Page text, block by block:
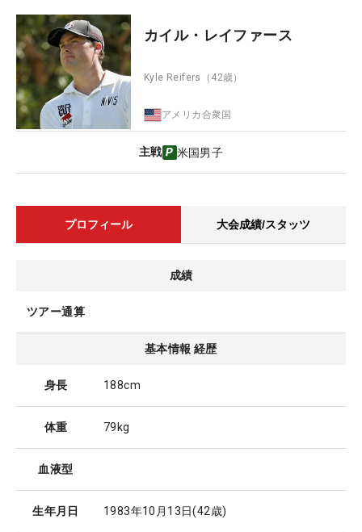
カイル・レイファース
Kyle Reifers （42歳）
アメリカ合衆国
主戦 米国男子
プロフィール 大会成績/スタッツ
成績
ツアー通算
基本情報 経歴
身長 188cm
体重 79kg
血液型
生年月日 1983年10月13日(42歳)